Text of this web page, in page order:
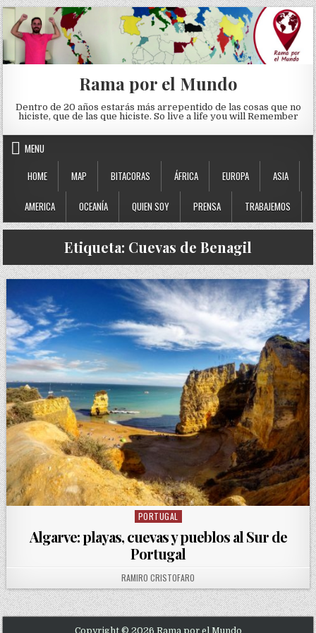
Skip to content
Rama por el Mundo
Dentro de 20 años estarás más arrepentido de las cosas que no
hiciste, que de las que hiciste. So live a life you will Remember
MENU
HOME
MAP BITACORAS ÁFRICA EUROPA ASIA
AMERICA OCEANÍA QUIEN SOY PRENSA TRABAJEMOS
Etiqueta: Cuevas de Benagil
Posted in
PORTUGAL
Algarve: playas, cuevas y pueblos al Sur de
Portugal
AUTHOR:
RAMIRO CRISTOFARO